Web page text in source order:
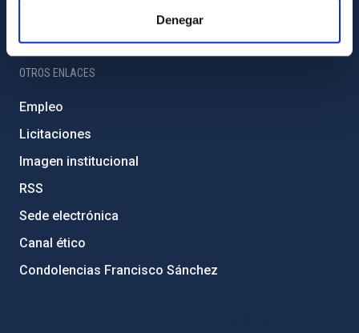
Denegar
Política de cookies
OTROS ENLACES
Empleo
Licitaciones
Imagen institucional
RSS
Sede electrónica
Canal ético
Condolencias Francisco Sánchez